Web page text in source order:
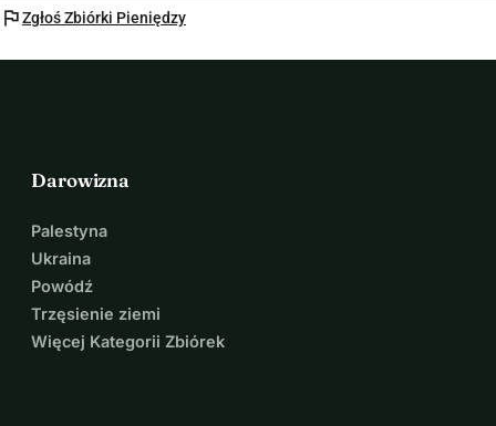
flagZgłoś Zbiórki Pieniędzy
Darowizna
Palestyna
Ukraina
Powódź
Trzęsienie ziemi
Więcej Kategorii Zbiórek